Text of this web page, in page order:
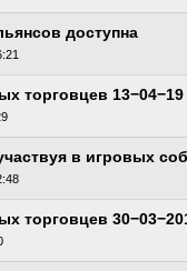
доступна
торговцев 13−04−19
в игровых
торговцев